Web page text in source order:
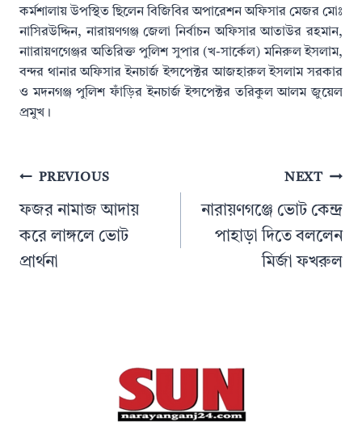
কর্মশালায় উপস্থিত ছিলেন বিজিবির অপারেশন অফিসার মেজর মোঃ
নাসিরউদ্দিন, নারায়ণগঞ্জ জেলা নির্বাচন অফিসার আতাউর রহমান,
নাারায়ণগেঞ্জর অতিরিক্ত পুলিশ সুপার (খ-সার্কেল) মনিরুল ইসলাম,
বন্দর থানার অফিসার ইনচার্জ ইন্সপেক্টর আজহারুল ইসলাম সরকার
ও মদনগঞ্জ পুলিশ ফাঁড়ির ইনচার্জ ইন্সপেক্টর তরিকুল আলম জুয়েল
প্রমুখ।
PostPREVIOUS
ফজর নামাজ আদায়
করে লাঙ্গলে ভোট
প্রার্থনা
NEXT
নারায়ণগঞ্জে ভোট কেন্দ্র
পাহাড়া দিতে বললেন
মির্জা ফখরুল